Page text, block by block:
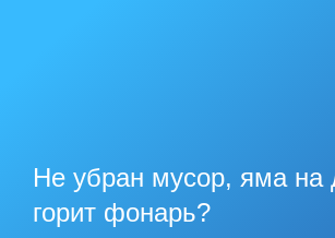
Не убран мусор, яма на
горит фонарь?